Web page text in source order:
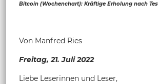
Bitcoin (Wochenchart): Kräftige Erholung nach
Von Manfred Ries
Freitag, 21. Juli 2022
Liebe Leserinnen und Leser,